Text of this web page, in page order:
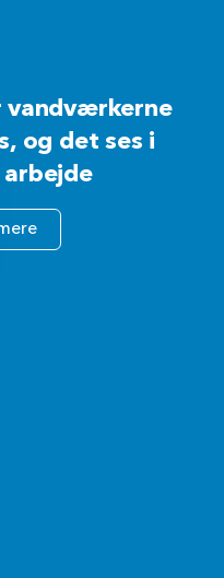
vandværkerne
og det ses i
arbejde